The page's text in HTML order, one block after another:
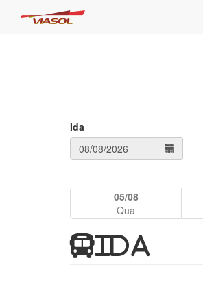
Ida
05/08
Qua
IDA